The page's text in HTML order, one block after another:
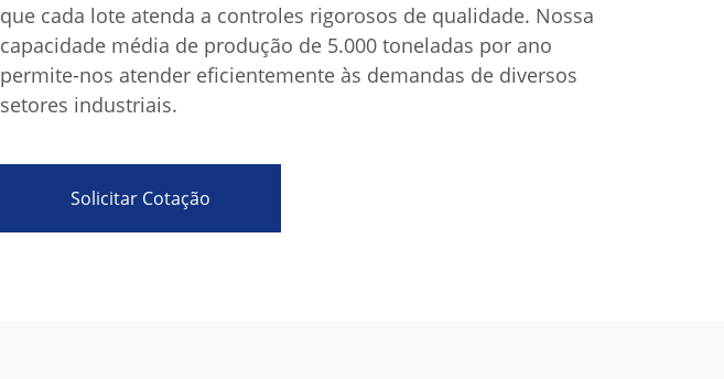
que cada lote atenda a controles rigorosos de qualidade. Nossa
capacidade média de produção de 5.000 toneladas por ano
permite-nos atender eficientemente às demandas de diversos
setores industriais.
Solicitar Cotação